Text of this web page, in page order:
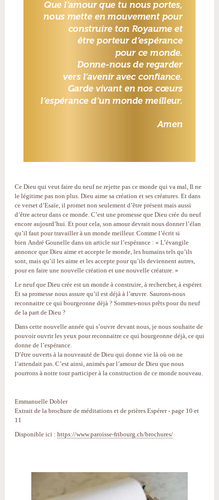
Ce Dieu qui veut faire du neuf ne rejette pas ce monde qui va mal, Il ne
le légitime pas non plus. Dieu aime sa création et ses créatures. Et dans
ce verset d’Esaïe, il promet non seulement d’être présent mais aussi
d’être acteur dans ce monde. C’est une promesse que Dieu crée du neuf
encore aujourd’hui. Et pour cela, son amour devrait nous donner l’élan
qu’il faut pour travailler à un monde meilleur. Comme l’écrit si
bien André Gounelle dans un article sur l’espérance : « L’évangile
annonce que Dieu aime et accepte le monde, les humains tels qu’ils
sont, mais qu’il les aime et les accepte pour qu’ils deviennent autres,
pour en faire une nouvelle création et une nouvelle créature. »
Le neuf que Dieu crée est un monde à construire, à rechercher, à espérer.
Et sa promesse nous assure qu’il est déjà à l’œuvre. Saurons-nous
reconnaitre ce qui bourgeonne déjà ? Sommes-nous prêts pour du neuf
de la part de Dieu ?
Dans cette nouvelle année qui s’ouvre devant nous, je nous souhaite de
pouvoir ouvrir les yeux pour reconnaitre ce qui bourgeonne déjà, ce qui
donne de l’espérance.
D’être ouverts à la nouveauté de Dieu qui donne vie là où on ne
l’attendait pas. C’est ainsi, animés par l’amour de Dieu que nous
pourrons à notre tour participer à la construction de ce monde nouveau.
Emmanuelle Dobler
Extrait de la brochure de méditations et de prières Espérer - page 10 et
11
Disponible ici : https://www.paroisse-fribourg.ch/brochures/